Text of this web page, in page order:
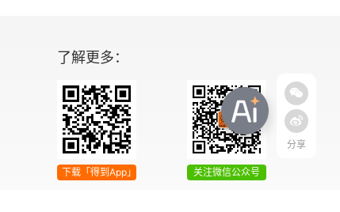
分享
了解更多：
下载「得到App」 关注微信公众号